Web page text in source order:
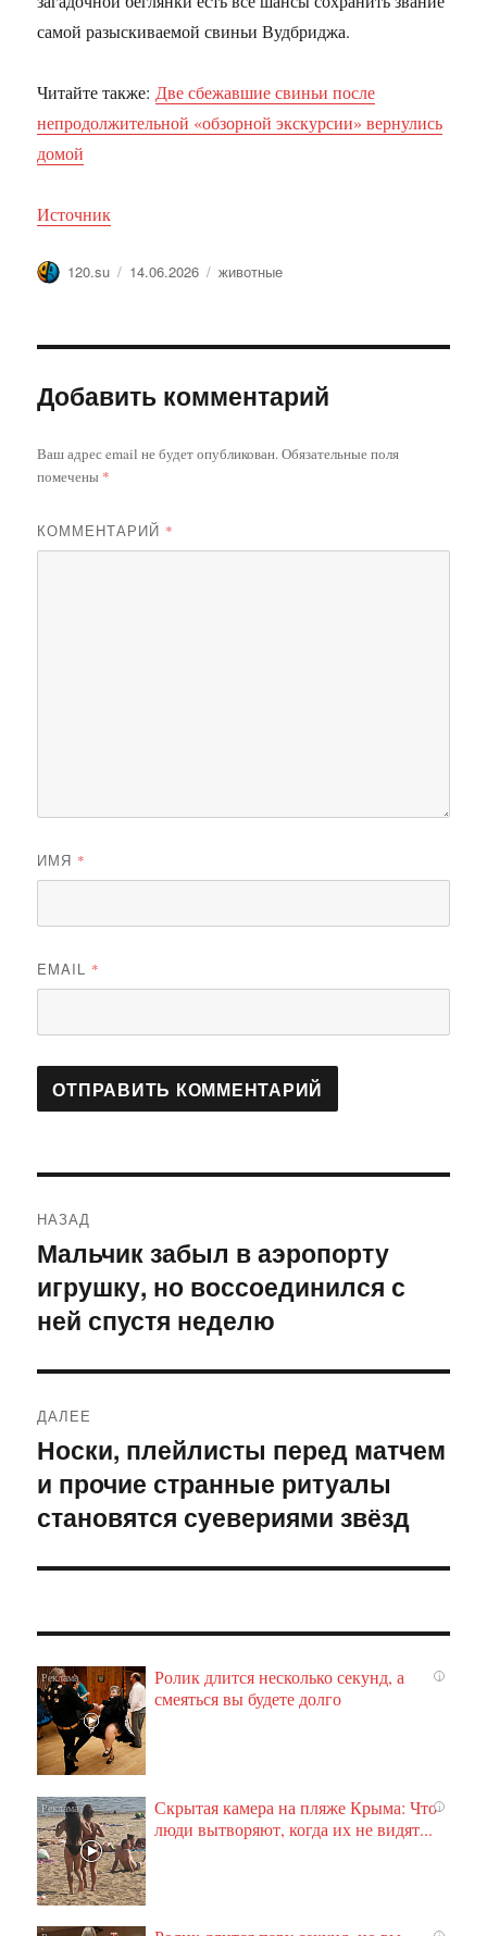
самой разыскиваемой свиньи Вудбриджа.
Читайте также: Две сбежавшие свиньи после
непродолжительной «обзорной экскурсии» вернулись
домой
Источник
Автор
120.su Опубликовано
14.06.2026 Метки
животные
Добавить комментарий
Ваш адрес email не будет опубликован.Обязательные поля
помечены *
КОММЕНТАРИЙ *
ИМЯ *
EMAIL *
по
записям
НАЗАД
Предыдущая
запись:
Мальчик забыл в аэропорту
игрушку, но воссоединился с
ней спустя неделю
ДАЛЕЕ
Следующая
запись:
Носки, плейлисты перед матчем
и прочие странные ритуалы
становятся суевериями звёзд
i
Ролик длится несколько секунд, а
смеяться вы будете долго
i
Скрытая камера на пляже Крыма: Что
люди вытворяют, когда их не видят...